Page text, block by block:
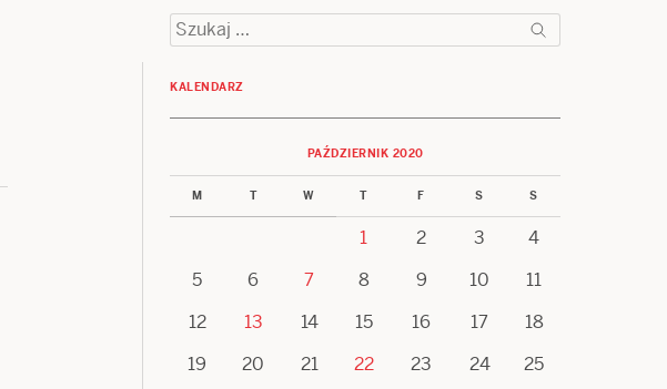
Szukaj:
KALENDARZ
PAŹDZIERNIK 2020
M T W T F S S
1 2 3
4
5
6 7 8 9 10
11
12
13 14 15 16 17
18
19
20 21 22 23 24
25